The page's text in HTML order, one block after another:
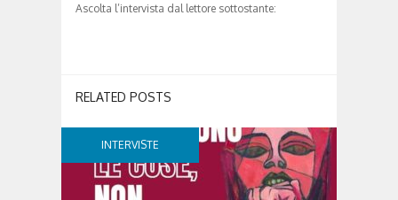
Ascolta l’intervista dal lettore sottostante:
RELATED POSTS
INTERVISTE